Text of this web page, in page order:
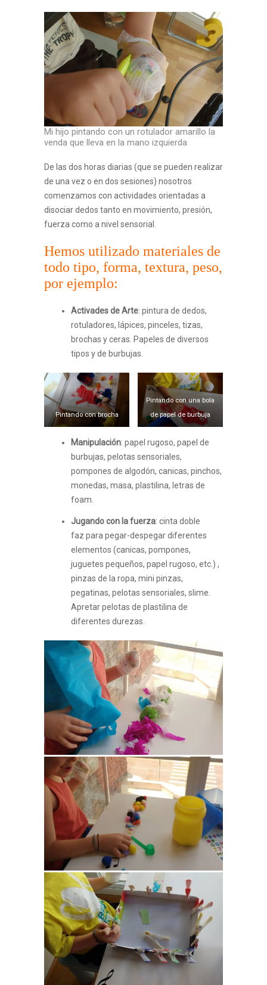
Mi hijo pintando con un rotulador amarillo la
venda que lleva en la mano izquierda
De las dos horas diarias (que se pueden realizar
de una vez o en dos sesiones) nosotros
comenzamos con actividades orientadas a
disociar dedos tanto en movimiento, presión,
fuerza como a nivel sensorial.
Hemos utilizado materiales de
todo tipo, forma, textura, peso,
por ejemplo:
Activades de Arte: pintura de dedos,
rotuladores, lápices, pinceles, tizas,
brochas y ceras. Papeles de diversos
tipos y de burbujas.
Pintando con brocha
Pintando con una bola
de papel de burbuja
Manipulación: papel rugoso, papel de
burbujas, pelotas sensoriales,
pompones de algodón, canicas, pinchos,
monedas, masa, plastilina, letras de
foam.
Jugando con la fuerza: cinta doble
faz para pegar-despegar diferentes
elementos (canicas, pompones,
juguetes pequeños, papel rugoso, etc.) ,
pinzas de la ropa, mini pinzas,
pegatinas, pelotas sensoriales, slime.
Apretar pelotas de plastilina de
diferentes durezas.